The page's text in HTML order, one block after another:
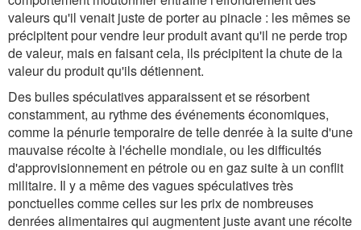
valeurs qu'il venait juste de porter au pinacle : les mêmes se
précipitent pour vendre leur produit avant qu'il ne perde trop
de valeur, mais en faisant cela, ils précipitent la chute de la
valeur du produit qu'ils détiennent.
Des bulles spéculatives apparaissent et se résorbent
constamment, au rythme des événements économiques,
comme la pénurie temporaire de telle denrée à la suite d'une
mauvaise récolte à l'échelle mondiale, ou les difficultés
d'approvisionnement en pétrole ou en gaz suite à un conflit
militaire. Il y a même des vagues spéculatives très
ponctuelles comme celles sur les prix de nombreuses
denrées alimentaires qui augmentent juste avant une récolte